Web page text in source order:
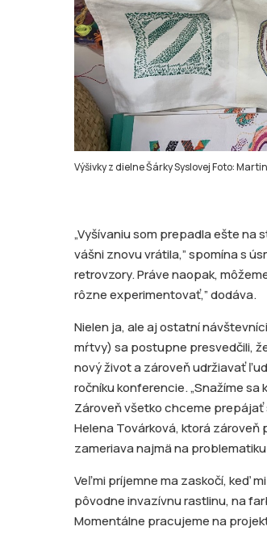
Výšivky z dielne Šárky Syslovej Foto:
„Vyšívaniu som prepadla ešte na
vášni znovu vrátila,” spomína s
retrovzory. Práve naopak,
rôzne experimentovať,” dodáva.
Nielen ja, ale aj ostatní
mŕtvy) sa postupne presvedčili,
nový život a zároveň udržiavať
ročníku konferencie. „Snažíme
Zároveň všetko chceme prepájať
Helena Továrková, ktorá zároveň
zameriava najmä na
Veľmi príjemne ma zaskočí, keď
pôvodne invazívnu rastlinu, na
Momentálne pracujeme na